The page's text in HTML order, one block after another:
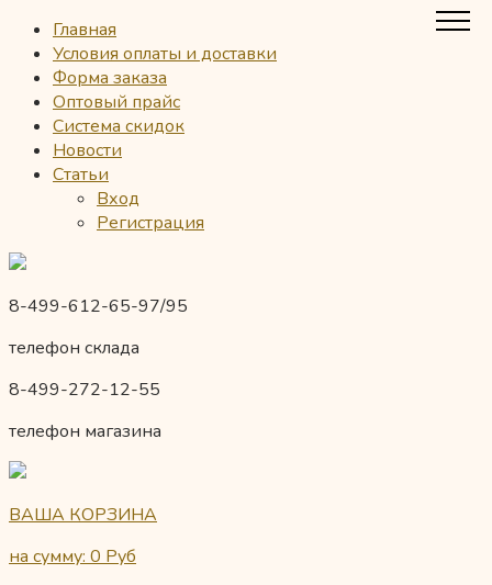
Главная
Условия оплаты и доставки
Форма заказа
Оптовый прайс
Система скидок
Новости
Статьи
Вход
Регистрация
8-499-612-65-97/95
телефон склада
8-499-272-12-55
телефон магазина
ВАША КОРЗИНА
на сумму: 0 Руб